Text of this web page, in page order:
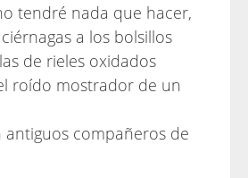
tendré nada que hacer,
a los bolsillos
de rieles oxidados
roído mostrador de un
compañeros de